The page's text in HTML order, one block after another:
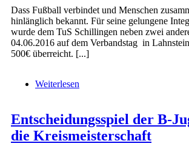
Dass Fußball verbindet und Menschen
hinlänglich bekannt. Für seine gelungene
wurde dem TuS Schillingen neben zwei
04.06.2016 auf dem Verbandstag in
500€ überreicht. [...]
Weiterlesen
Entscheidungsspiel der B-
die Kreismeisterschaft